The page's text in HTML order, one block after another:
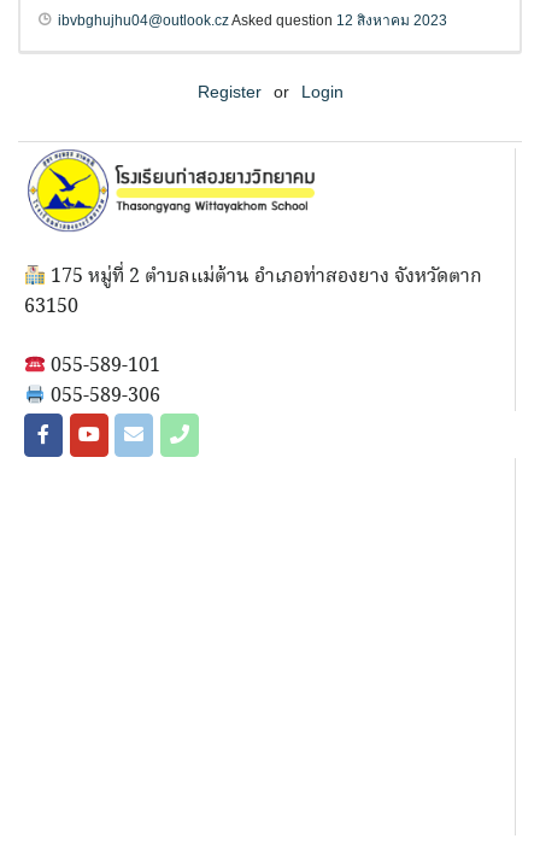
ibvbghujhu04@outlook.czAsked question 12 สิงหาคม 2023
Register or Login
175 หมู่ที่ 2 ตำบลแม่ต้าน อำเภอท่าสองยาง จังหวัดตาก
63150
055-589-101
055-589-306